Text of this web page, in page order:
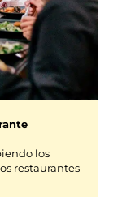
los
restaurantes